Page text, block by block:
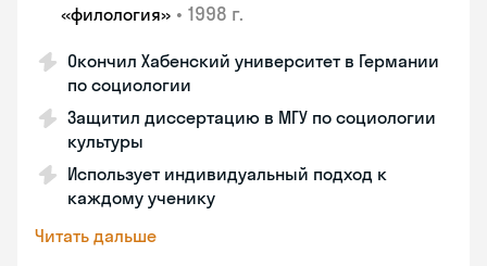
«филология» • 1998 г.
Окончил Хабенский университет в Германии
по социологии
Защитил диссертацию в МГУ по социологии
культуры
Использует индивидуальный подход к
каждому ученику
Читать дальше